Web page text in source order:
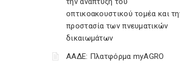
οπτικοακουστικού τομέα και
προστασία των πνευματικών
δικαιωμάτων
ΑΑΔΕ: Πλατφόρμα myAGRO